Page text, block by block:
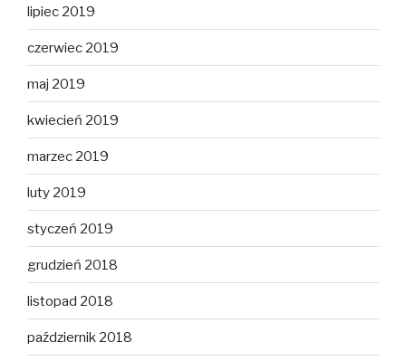
lipiec 2019
czerwiec 2019
maj 2019
kwiecień 2019
marzec 2019
luty 2019
styczeń 2019
grudzień 2018
listopad 2018
październik 2018